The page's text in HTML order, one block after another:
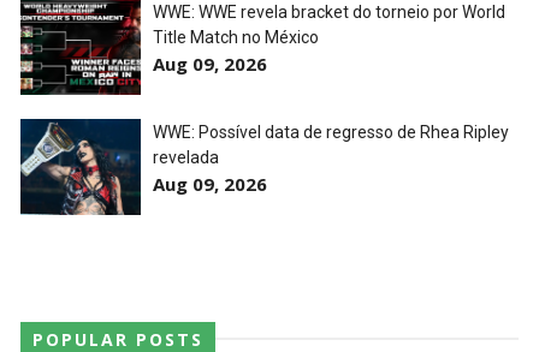
WWE: WWE revela bracket do torneio por World
Title Match no México
Aug 09, 2026
WWE: Possível data de regresso de Rhea Ripley
revelada
Aug 09, 2026
POPULAR POSTS